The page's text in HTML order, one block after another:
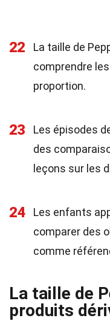
22
La taille de
comprendre
proportion.
23
Les épisodes
des
leçons sur les
24
Les enfants
comparer des
comme
La taille de
produits